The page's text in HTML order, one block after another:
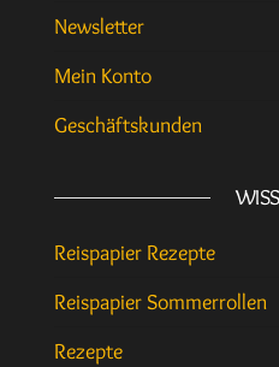
Newsletter
Mein Konto
Geschäftskunden
Reispapier Rezepte
Reispapier Sommerrollen
Rezepte